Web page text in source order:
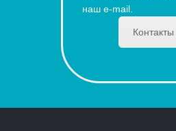
наш e-mail.
Контакты